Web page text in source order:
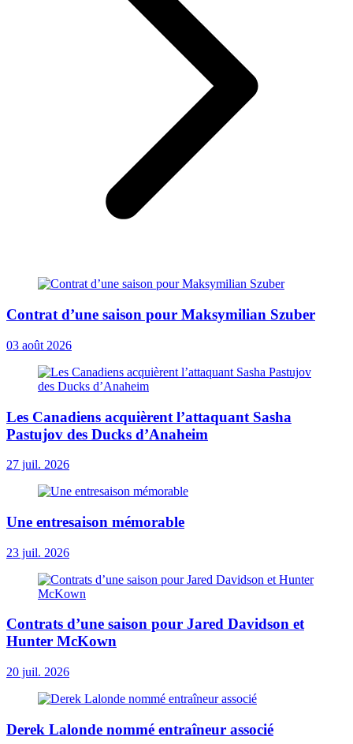
Contrat d’une saison pour Maksymilian Szuber
03 août 2026
Les Canadiens acquièrent l’attaquant Sasha
Pastujov des Ducks d’Anaheim
27 juil. 2026
Une entresaison mémorable
23 juil. 2026
Contrats d’une saison pour Jared Davidson et
Hunter McKown
20 juil. 2026
Derek Lalonde nommé entraîneur associé